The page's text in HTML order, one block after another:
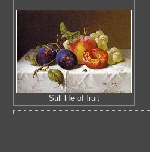
Still life of fruit